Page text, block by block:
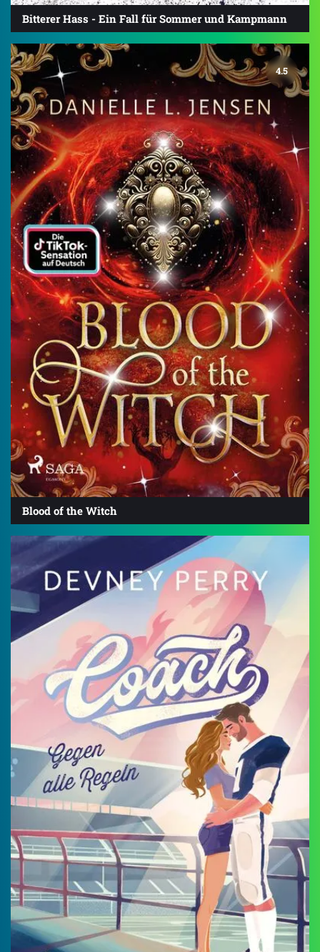
Bitterer Hass - Ein Fall für Sommer und Kampmann
4.5
Blood of the Witch